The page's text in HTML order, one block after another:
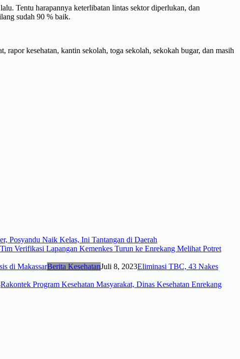
Tentu harapannya keterlibatan lintas sektor diperlukan, dan
sudah 90 % baik.
kesehatan, kantin sekolah, toga sekolah, sekokah bugar, dan masih
Posyandu Naik Kelas, Ini Tantangan di Daerah
Tim Verifikasi Lapangan Kemenkes Turun ke Enrekang Melihat Potret
Berita KesehatanJuli 8, 2023Eliminasi TBC, 43 Nakes
Rakontek Program Kesehatan Masyarakat, Dinas Kesehatan Enrekang